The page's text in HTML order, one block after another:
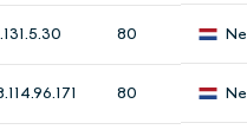
80
80